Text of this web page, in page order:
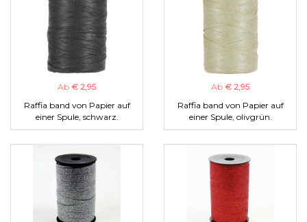
Ab € 2,95
Raffia band von Papier auf
einer Spule, schwarz.
Ab € 2,95
Raffia band von Papier auf
einer Spule, olivgrün.